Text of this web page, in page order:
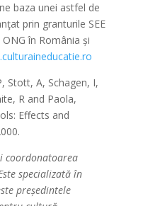
baza unei astfel de
prin granturile SEE
în România și
Stott, A, Schagen, I,
R and Paola,
Effects and
coordonatoarea
specializată în
președintele